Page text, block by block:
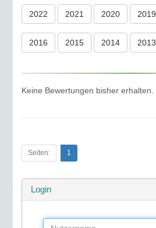
2022 2021 2020 2019
2016 2015 2014 2013
Keine Bewertungen bisher erhalten.
Seiten: 1
Login